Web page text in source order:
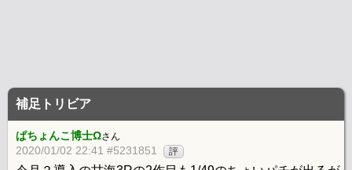
補足トリビア
ぱちょんこ博士Ωさん
2020/01/02 22:41 #5231851 評